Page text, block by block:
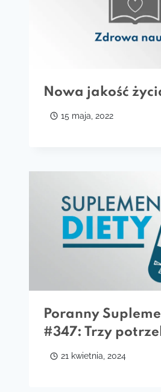
Nowa jakość
15 maja, 2022
Poranny
#347: Trzy
21 kwietnia, 2024